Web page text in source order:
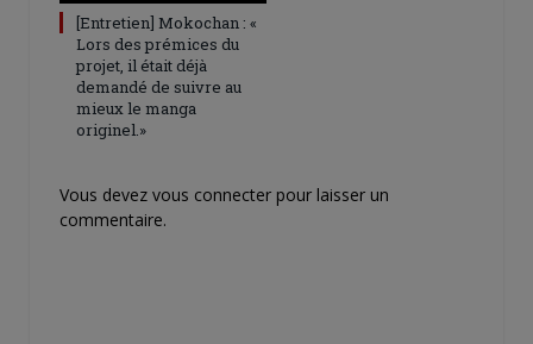
[Entretien] Mokochan : «
Lors des prémices du
projet, il était déjà
demandé de suivre au
mieux le manga
originel.»
Vous devez vous connecter pour laisser un
commentaire.